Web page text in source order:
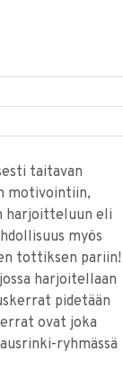
taitavan
motivointiin,
harjoitteluun eli
myös
tottiksen pariin!
harjoitellaan
pidetään
ovat joka
ryhmässä